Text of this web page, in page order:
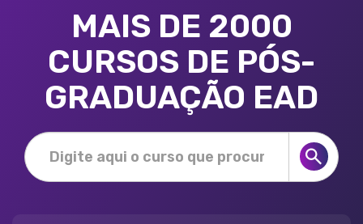
MAIS DE 2000
CURSOS DE PÓS-
GRADUAÇÃO EAD